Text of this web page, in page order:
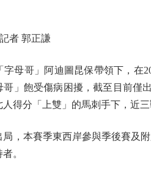
者 郭正謙
哥」阿迪圖昆保帶領下，在
哥」飽受傷病困擾，截至目前僅
人得分「上雙」的馬刺手下，近
本賽季東西岸參與季後賽及附
。